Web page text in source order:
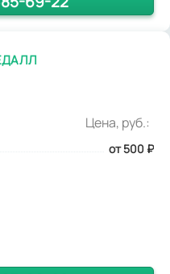
Цена, руб.:
от 500 ₽